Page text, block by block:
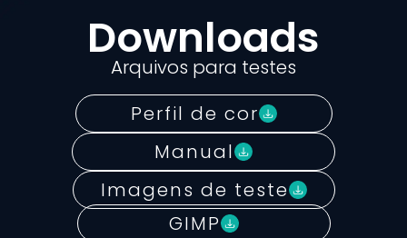
Downloads
Arquivos para testes
Perfil de cor
Manual
Imagens de teste
GIMP